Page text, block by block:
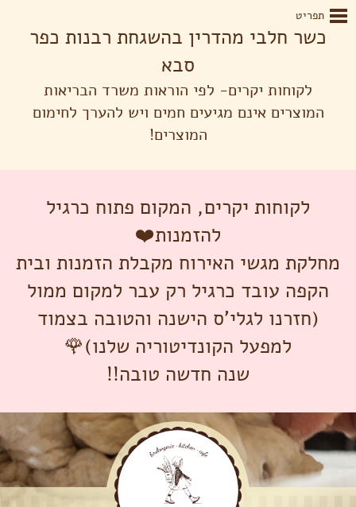
כשר חלבי מהדרין בהשגחת רבנות כפר
סבא
לקוחות יקרים- לפי הוראות משרד הבריאות
המוצרים אינם מגיעים חמים ויש להערך לחימום
המוצרים!
לקוחות יקרים, המקום פתוח כרגיל
להזמנות❤️
מחלקת מגשי האירוח מקבלת הזמנות ובית
הקפה עובד כרגיל רק עבר למקום ממול
(חזרנו לגלי'ס הישנה והטובה בצמוד
למפעל הקונדיטוריה שלנו)🌹
שנה חדשה טובה!!
תפריט